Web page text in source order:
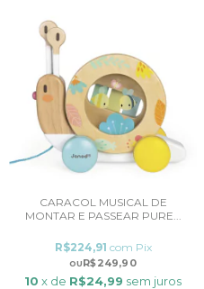
CARACOL MUSICAL DE
MONTAR E PASSEAR PURE...
R$249,90
R$224,91 com Pix
10 x de R$24,99 sem juros